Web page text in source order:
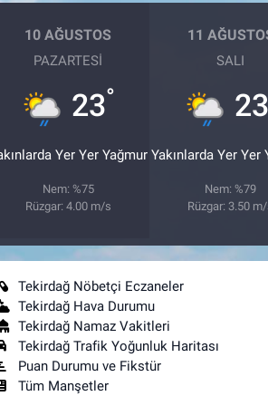
10 AĞUSTOS
PAZARTESI
23°
Yer Yer Yağmur
Nem: %75
Rüzgar: 4.00 m/s
11
SALI
23
Yakınlarda Yer Yer
Nem: %79
Rüzgar: 3.50
Tekirdağ Nöbetçi Eczaneler
Tekirdağ Hava Durumu
Tekirdağ Namaz Vakitleri
Tekirdağ Trafik Yoğunluk Haritası
Puan Durumu ve Fikstür
Tüm Manşetler